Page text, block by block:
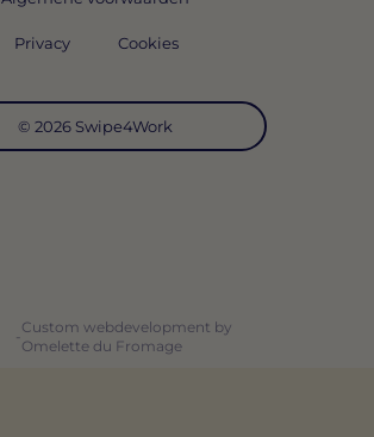
© 2026 Swipe4Work
Privacy Cookies
-
Custom webdevelopment by
Omelette du Fromage